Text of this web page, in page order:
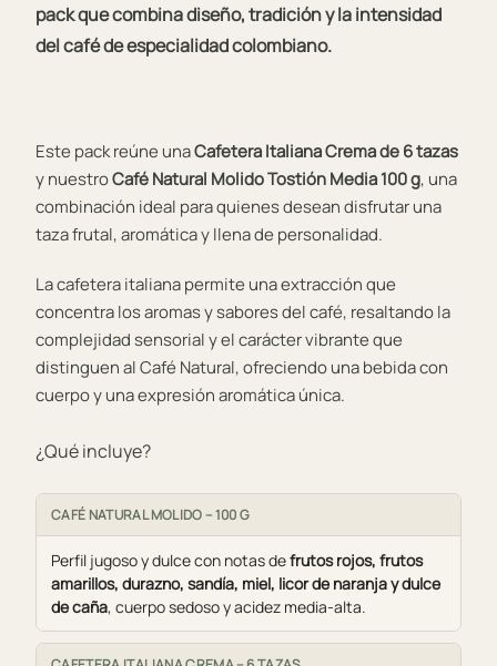
pack que combina diseño, tradición y la intensidad
del café de especialidad colombiano.
Este pack reúne unaCafetera Italiana Crema de 6 tazas
y nuestroCafé Natural Molido Tostión Media 100 g, una
combinación ideal para quienes desean disfrutar una
taza frutal, aromática y llena de personalidad.
La cafetera italiana permite una extracción que
concentra los aromas y sabores del café, resaltando la
complejidad sensorial y el carácter vibrante que
distinguen al Café Natural, ofreciendo una bebida con
cuerpo y una expresión aromática única.
¿Qué incluye?
CAFÉ NATURAL MOLIDO – 100 G
Perfil jugoso y dulce con notas defrutos rojos, frutos
amarillos, durazno, sandía, miel, licor de naranja y dulce
de caña, cuerpo sedoso y acidez media-alta.